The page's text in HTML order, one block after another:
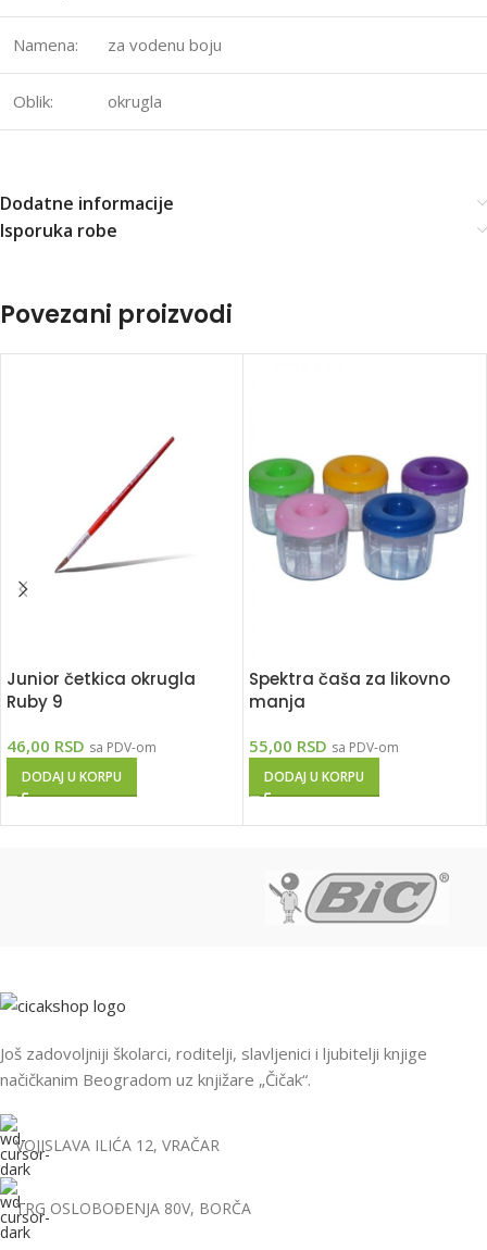
Namena: za vodenu boju
Oblik: okrugla
Dodatne informacije
Isporuka robe
Povezani proizvodi
Junior četkica okrugla
Ruby 9
46,00 RSD sa PDV-om
DODAJ U KORPU
Spektra čaša za likovno
manja
55,00 RSD sa PDV-om
DODAJ U KORPU
Još zadovoljniji školarci, roditelji, slavljenici i ljubitelji knjige
načičkanim Beogradom uz knjižare „Čičak“.
VOJISLAVA ILIĆA 12, VRAČAR
TRG OSLOBOĐENJA 80V, BORČA